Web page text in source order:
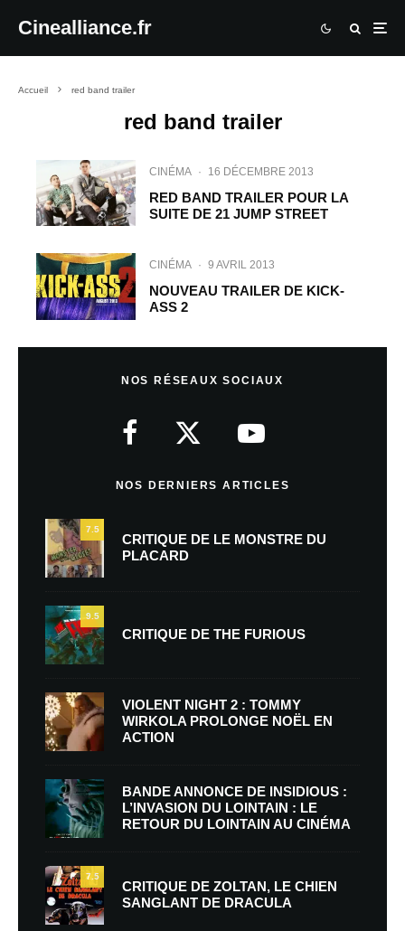
Cinealliance.fr
Accueil red band trailer
red band trailer
CINÉMA · 16 DÉCEMBRE 2013
RED BAND TRAILER POUR LA
SUITE DE 21 JUMP STREET
CINÉMA · 9 AVRIL 2013
NOUVEAU TRAILER DE KICK-
ASS 2
NOS RÉSEAUX SOCIAUX
NOS DERNIERS ARTICLES
7.5
CRITIQUE DE LE MONSTRE DU
PLACARD
9.5
CRITIQUE DE THE FURIOUS
VIOLENT NIGHT 2 : TOMMY
WIRKOLA PROLONGE NOËL EN
ACTION
BANDE ANNONCE DE INSIDIOUS :
L’INVASION DU LOINTAIN : LE
RETOUR DU LOINTAIN AU CINÉMA
7.5
CRITIQUE DE ZOLTAN, LE CHIEN
SANGLANT DE DRACULA